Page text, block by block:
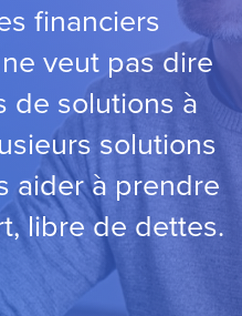
financiers
veut pas dire
de solutions à
solutions
aider à prendre
libre de dettes.